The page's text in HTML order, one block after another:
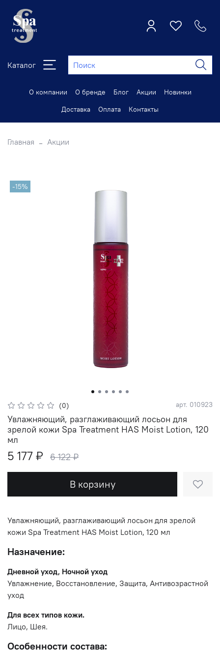
Каталог
О компании О бренде Блог Акции
Новинки
Доставка
Оплата Контакты
Главная Акции
-15%
(0) арт. 010923
Увлажняющий, разглаживающий лосьон для
зрелой кожи Spa Treatment HAS Moist Lotion, 120
мл
5 177 ₽ 6 122 ₽
В корзину
Увлажняющий, разглаживающий лосьон для зрелой
кожи Spa Treatment HAS Moist Lotion, 120 мл
Назначение:
Дневной уход, Ночной уход
Увлажнение, Восстановление, Защита, Антивозрастной
уход
Для всех типов кожи.
Лицо, Шея.
Особенности состава: